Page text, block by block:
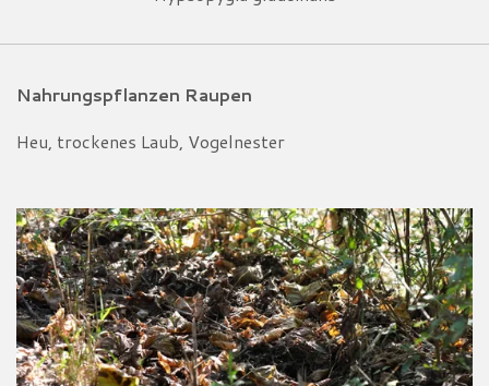
Nahrungspflanzen Raupen
Heu, trockenes Laub, Vogelnester